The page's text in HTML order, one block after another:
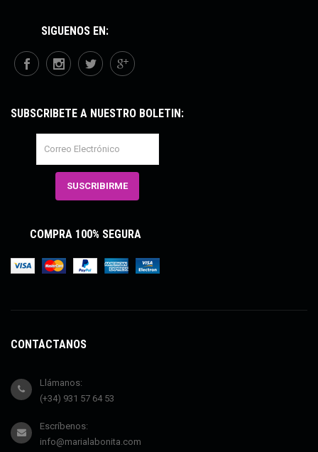
SÍGUENOS EN:
SUBSCRÍBETE A NUESTRO BOLETÍN:
COMPRA 100% SEGURA
CONTÁCTANOS
Llámanos:
(+34) 931 57 64 53
Escríbenos:
info@marialabonita.com